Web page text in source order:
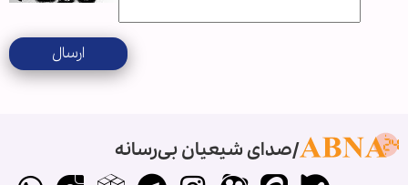
ارسال
صدای شیعیان بی‌رسانه